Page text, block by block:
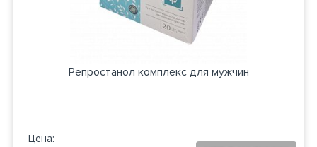
Репростанол комплекс для мужчин
Цена: